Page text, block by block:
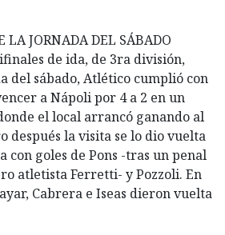
LA JORNADA DEL SÁBADO
de ida, de 3ra división,
del sábado, Atlético cumplió con
a Nápoli por 4 a 2 en un
el local arrancó ganando al
después la visita se lo dio vuelta
con goles de Pons -tras un penal
atletista Ferretti- y Pozzoli. En
Cabrera e Iseas dieron vuelta